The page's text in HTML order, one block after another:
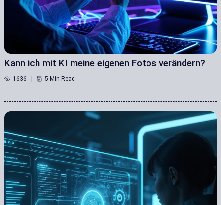
Kann ich mit KI meine eigenen Fotos verändern?
1636 5 Min Read